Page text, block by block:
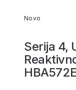
Novo
Serija 4,